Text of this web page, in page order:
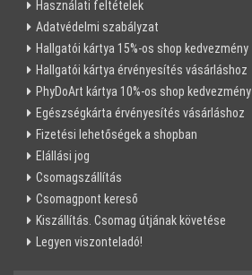
Használati feltételek
Adatvédelmi szabályzat
Hallgatói kártya 15%-os shop kedvezmény
Hallgatói kártya érvényesítés vásárláshoz
PhyDoArt kártya 10%-os shop kedvezmény
Egészségkárta érvényesítés vásárláshoz
Fizetési lehetőségek a shopban
Elállási jog
Csomagszállítás
Csomagpont kereső
Kiszállítás. Csomag útjának követése
Legyen viszonteladó!